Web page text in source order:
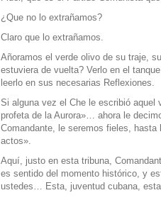
¿Que no lo extrañamos?
Claro que lo extrañamos.
Añoramos el verde olivo de su traje,
estuviera de vuelta? Verlo en el
leerlo en sus necesarias Reflexiones.
Si alguna vez el Che le escribió aquel
profeta de la Aurora»… ahora le
Comandante, le seremos fieles,
actos».
Aquí, justo en esta tribuna,
es sentido del momento histórico, y
ustedes… Esta, juventud cubana,